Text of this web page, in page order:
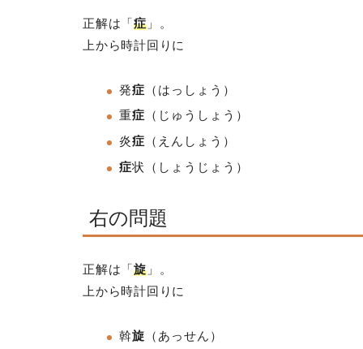
正解は「症」。
上から時計回りに
発症 （はっしょう）
重症 （じゅうしょう）
炎症 （えんしょう ）
症状 （しょうじょう）
右の問題
正解は「旋」。
上から時計回りに
斡旋 （あっせん）